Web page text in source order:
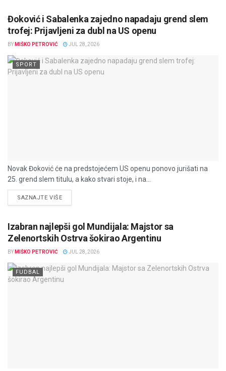
Đoković i Sabalenka zajedno napadaju grend slem
trofej: Prijavljeni za dubl na US openu
BY MIŠKO PETROVIĆ JUL 28, 2026
SPORT
Novak Đoković će na predstojećem US openu ponovo jurišati na
25. grend slem titulu, a kako stvari stoje, i na...
SAZNAJTE VIŠEDETAILS
Izabran najlepši gol Mundijala: Majstor sa
Zelenortskih Ostrva šokirao Argentinu
BY MIŠKO PETROVIĆ JUL 28, 2026
FUDBAL